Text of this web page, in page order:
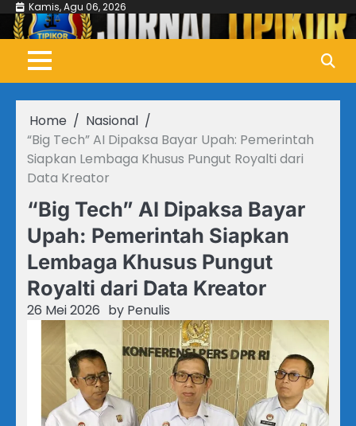
Skip
content
Kamis, Agu 06, 2026
Home
Nasional
“Big Tech” AI Dipaksa Bayar Upah: Pemerintah
Siapkan Lembaga Khusus Pungut Royalti dari
Data Kreator
“Big Tech” AI Dipaksa Bayar
Upah: Pemerintah Siapkan
Lembaga Khusus Pungut
Royalti dari Data Kreator
26 Mei 2026 by Penulis